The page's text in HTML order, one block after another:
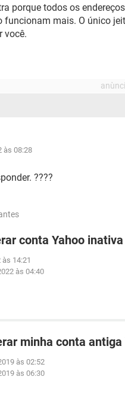
porque todos os
funcionam mais. O único
você.
às 08:28
????
conta Yahoo inativa
às 14:21
às 04:40
minha conta antiga
às 02:52
às 06:30